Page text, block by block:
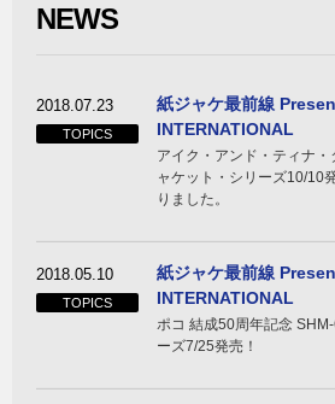
NEWS
2018.07.23
TOPICS
紙ジャケ最前線
INTERNATIONAL
アイク・アンド・ティナ
ャケット・シリーズ10/10
りました。
2018.05.10
TOPICS
紙ジャケ最前線
INTERNATIONAL
ポコ 結成50周年記念
ーズ7/25発売！